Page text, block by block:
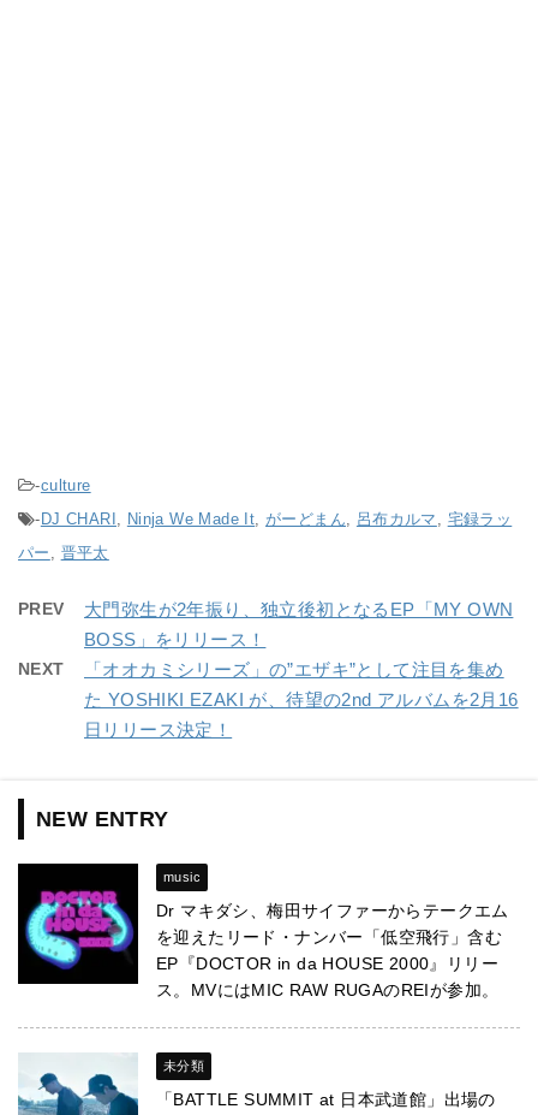
-culture
- DJ CHARI , Ninja We Made It,がーどまん, 呂布カルマ , 宅録ラッ
パー , 晋平太
PREV
大門弥生が2年振り、独立後初となるEP「MY OWN
BOSS」をリリース！
NEXT
「オオカミシリーズ」の”エザキ”として注目を集め
た YOSHIKI EZAKI が、待望の2nd アルバムを2月16
日リリース決定！
NEW ENTRY
music
Dr マキダシ、梅田サイファーからテークエム
を迎えたリード・ナンバー「低空飛行」含む
EP『DOCTOR in da HOUSE 2000』リリー
ス。MVにはMIC RAW RUGAのREIが参加。
未分類
「BATTLE SUMMIT at 日本武道館」出場の